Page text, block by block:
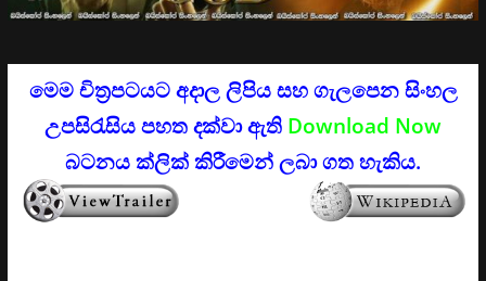
මෙම චිත්‍රපටයට අදාල ලිපිය සහ ගැලපෙන සිංහල
උපසිරැසිය පහත දක්වා ඇති Download Now
බටනය ක්ලික් කිරීමෙන් ලබා ගත හැකිය.